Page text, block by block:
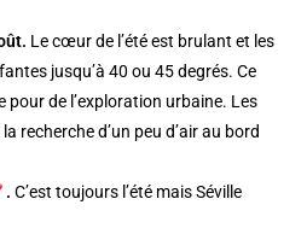
Le cœur de l’été est brulant et les
jusqu’à 40 ou 45 degrés. Ce
pour de l’exploration urbaine. Les
recherche d’un peu d’air au bord
. C’est toujours l’été mais Séville